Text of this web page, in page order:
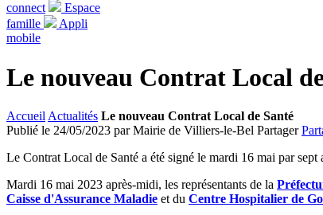
connect
Espace
famille
Appli
mobile
Le nouveau Contrat Local
Accueil Actualités Le nouveau Contrat Local de Santé
Publié le 24/05/2023 par Mairie de Villiers-le-Bel Partager
Le Contrat Local de Santé a été signé le mardi 16 mai par
Mardi 16 mai 2023 après-midi, les représentants de la
Caisse d'Assurance Maladie et du Centre Hospitalier de